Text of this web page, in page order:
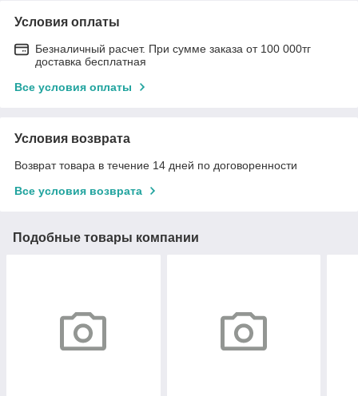
Условия оплаты
Безналичный расчет. При сумме заказа от 100 000тг
доставка бесплатная
Все условия оплаты
Условия возврата
Возврат товара в течение 14 дней по договоренности
Все условия возврата
Подобные товары компании